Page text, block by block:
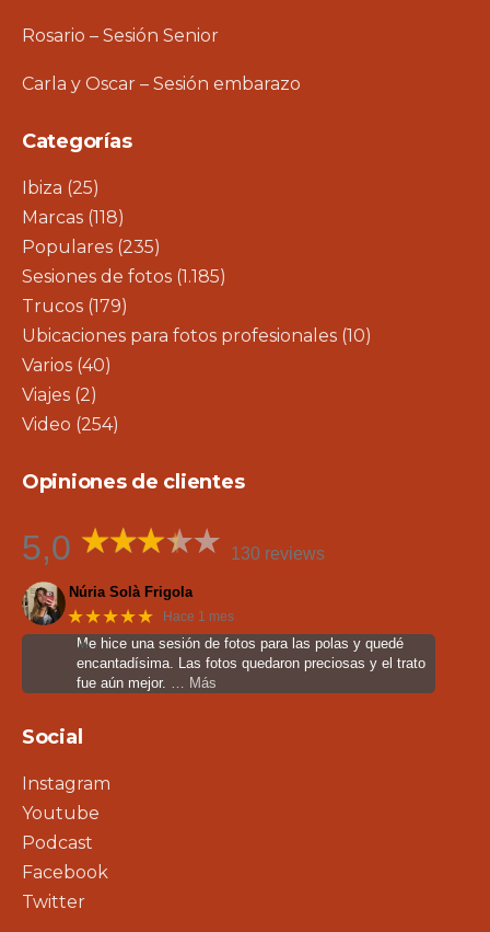
Rosario – Sesión Senior
Carla y Oscar – Sesión embarazo
Categorías
Ibiza (25)
Marcas (118)
Populares (235)
Sesiones de fotos (1.185)
Trucos (179)
Ubicaciones para fotos profesionales (10)
Varios (40)
Viajes (2)
Video (254)
Opiniones de clientes
5,0 130 reviews
Núria Solà Frigola
★★★★★ Hace 1 mes
Me hice una sesión de fotos para las polas y quedé
encantadísima. Las fotos quedaron preciosas y el trato
fue aún mejor. … Más
Social
Instagram
Youtube
Podcast
Facebook
Twitter